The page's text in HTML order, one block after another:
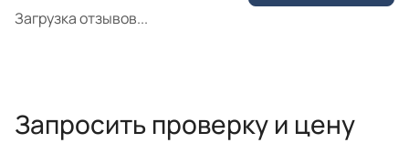
Загрузка отзывов...
Запросить проверку и цену